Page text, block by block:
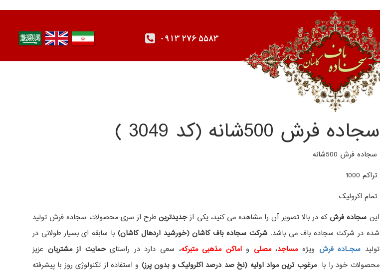
0913 276 5583
سجاده فرش 500شانه (کد 3049 )
سجاده فرش 500شانه
تراکم 1000
تمام اکرولیک
این سجاده فرشکه در بالا تصویر آن را مشاهده می کنید، یکی ازجدیدترینطرح از سری محصولات سجاده فرش تولید
شده در شرکت سجاده باف می باشد.شرکت سجاده باف کاشان (خورشید اردهال کاشان) با سابقه ای بسیار طولانی در
تولید سجـاده فرش ویژهمساجد،مصلی واماکن مذهبی متبرکه، سعی دارد در راستایحمایت از مشتریان عزیز
محصولات خود را بامرغوب ترین مواد اولیه (نخ صد درصد اکلرولیک و بدون پرز) و استفاده از تکنولوژی روز با پیشرفته